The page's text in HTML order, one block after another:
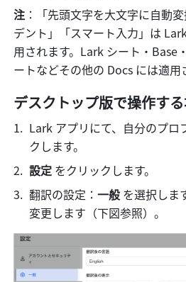
注 ：「先頭文字を大文字に自動
デント」「スマート入力」は
用されます。Lark シート・Base
ートなどその他の Docs には適用
デスクトップ版で操作す
Lark アプリにて、自分のプロ
クします。
設定 をクリックします。
翻訳の設定：一般 を選択しま
変更します（下図参照）。